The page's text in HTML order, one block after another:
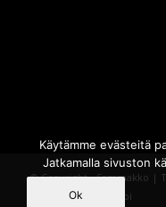
© Copyright - Sammakko |
Powered by
iQWebbi
Käytämme evästeitä
Jatkamalla sivuston
Ok